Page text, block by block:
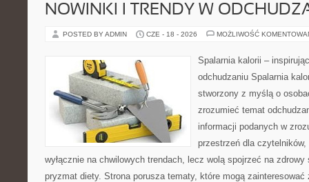
NOWINKI I TRENDY W
POSTED BY ADMIN CZE - 18 - 2026 MOŻLIWOŚĆ
Spalarnia kalorii –
odchudzaniu Spalarnia
stworzony z myślą o
zrozumieć temat
informacji podanych w
przestrzeń dla
wyłącznie na chwilowych trendach, lecz wolą spojrzeć na
pryzmat diety. Strona porusza tematy, które mogą